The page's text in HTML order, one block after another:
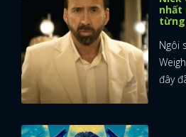
nhất
từng
Ngôi
đây